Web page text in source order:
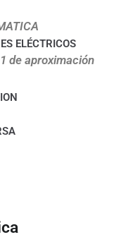
ELÉCTRICOS
de aproximación